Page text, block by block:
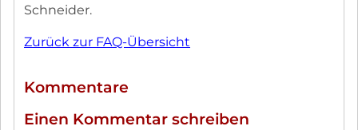
Schneider.
Zurück zur FAQ-Übersicht
Kommentare
Einen Kommentar schreiben